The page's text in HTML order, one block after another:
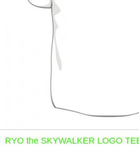
RYO the SKYWALKER LOGO